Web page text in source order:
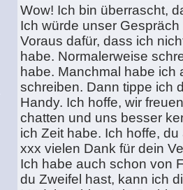
Wow! Ich bin überrascht,
Ich würde unser
Voraus dafür, dass ich
habe. Normalerweise
habe. Manchmal habe
schreiben. Dann tippe ich
Handy. Ich hoffe, wir
chatten und uns besser
ich Zeit habe. Ich hoffe,
xxx vielen Dank für dein
Ich habe auch schon von
du Zweifel hast, kann ich